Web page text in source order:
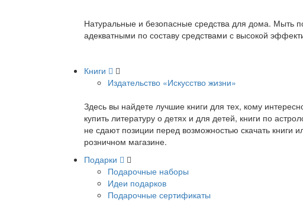
Натуральные и безопасные средства для дома. Мыть
адекватными по составу средствами с высокой
Книги
Издательство «Искусство жизни»
Здесь вы найдете лучшие книги для тех, кому
купить литературу о детях и для детей, книги по
не сдают позиции перед возможностью скачать книги
розничном магазине.
Подарки
Подарочные наборы
Идеи подарков
Подарочные сертификаты